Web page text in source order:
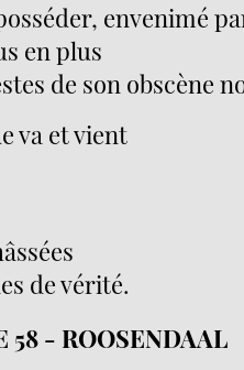
envenimé
en plus
de son obscène
va et vient
de vérité.
58 - ROOSENDAAL